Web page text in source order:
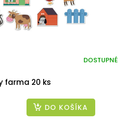
farma 20 ks
DOSTUPNÉ
DO KOŠÍKA